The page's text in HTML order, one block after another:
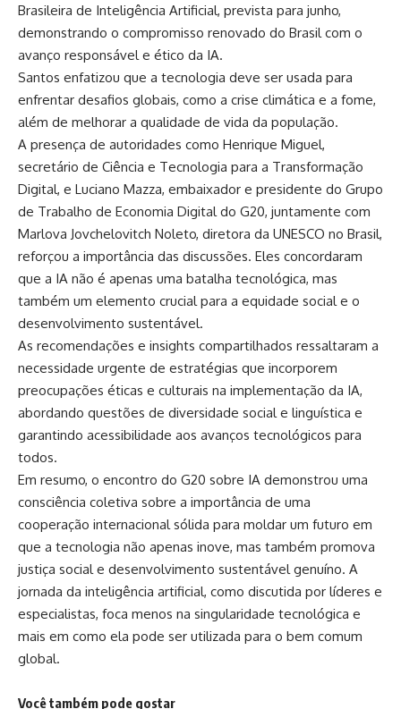
Brasileira de Inteligência Artificial, prevista para junho,
demonstrando o compromisso renovado do Brasil com o
avanço responsável e ético da IA.
Santos enfatizou que a tecnologia deve ser usada para
enfrentar desafios globais, como a crise climática e a fome,
além de melhorar a qualidade de vida da população.
A presença de autoridades como Henrique Miguel,
secretário de Ciência e Tecnologia para a Transformação
Digital, e Luciano Mazza, embaixador e presidente do Grupo
de Trabalho de Economia Digital do G20, juntamente com
Marlova Jovchelovitch Noleto, diretora da UNESCO no Brasil,
reforçou a importância das discussões. Eles concordaram
que a IA não é apenas uma batalha tecnológica, mas
também um elemento crucial para a equidade social e o
desenvolvimento sustentável.
As recomendações e insights compartilhados ressaltaram a
necessidade urgente de estratégias que incorporem
preocupações éticas e culturais na implementação da IA,
abordando questões de diversidade social e linguística e
garantindo acessibilidade aos avanços tecnológicos para
todos.
Em resumo, o encontro do G20 sobre IA demonstrou uma
consciência coletiva sobre a importância de uma
cooperação internacional sólida para moldar um futuro em
que a tecnologia não apenas inove, mas também promova
justiça social e desenvolvimento sustentável genuíno. A
jornada da inteligência artificial, como discutida por líderes e
especialistas, foca menos na singularidade tecnológica e
mais em como ela pode ser utilizada para o bem comum
global.
Você também pode gostar